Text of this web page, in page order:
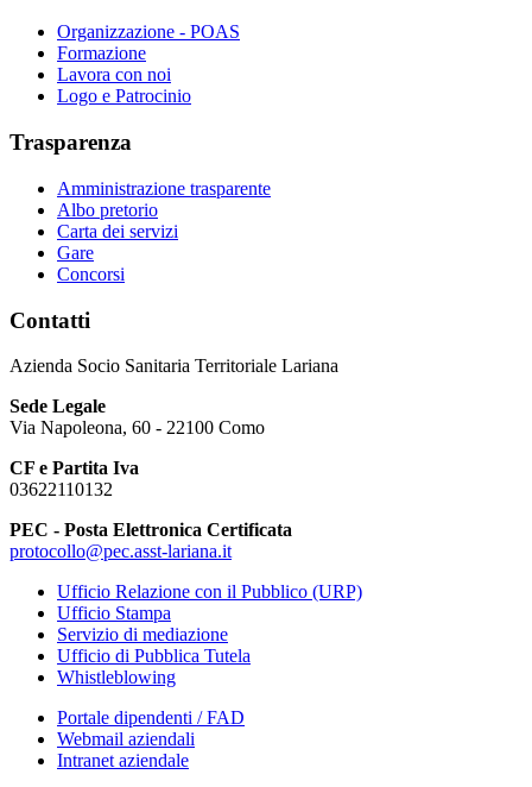
Organizzazione - POAS
Formazione
Lavora con noi
Logo e Patrocinio
Trasparenza
Amministrazione trasparente
Albo pretorio
Carta dei servizi
Gare
Concorsi
Contatti
Azienda Socio Sanitaria Territoriale Lariana
Sede Legale
Via Napoleona, 60 - 22100 Como
CF e Partita Iva
03622110132
PEC - Posta Elettronica Certificata
protocollo@pec.asst-lariana.it
Ufficio Relazione con il Pubblico (URP)
Ufficio Stampa
Servizio di mediazione
Ufficio di Pubblica Tutela
Whistleblowing
Portale dipendenti / FAD
Webmail aziendali
Intranet aziendale